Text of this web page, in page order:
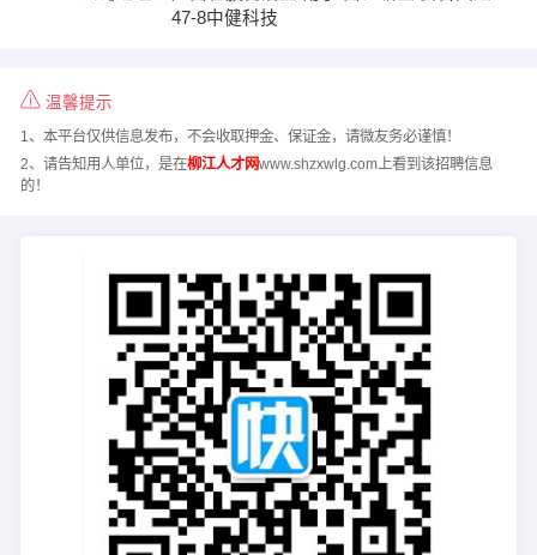
47-8中健科技
温馨提示
1、本平台仅供信息发布，不会收取押金、保证金，请微友务必谨慎！
2、请告知用人单位，是在柳江人才网www.shzxwlg.com上看到该招聘信息
的！